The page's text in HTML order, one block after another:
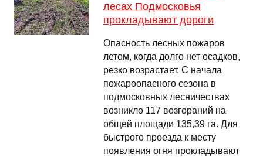
лесах Подмосковья
прокладывают дороги
Опасность лесных пожаров
летом, когда долго нет осадков,
резко возрастает. С начала
пожароопасного сезона в
подмосковных лесничествах
возникло 117 возгораний на
общей площади 135,39 га. Для
быстрого проезда к месту
появления огня прокладывают